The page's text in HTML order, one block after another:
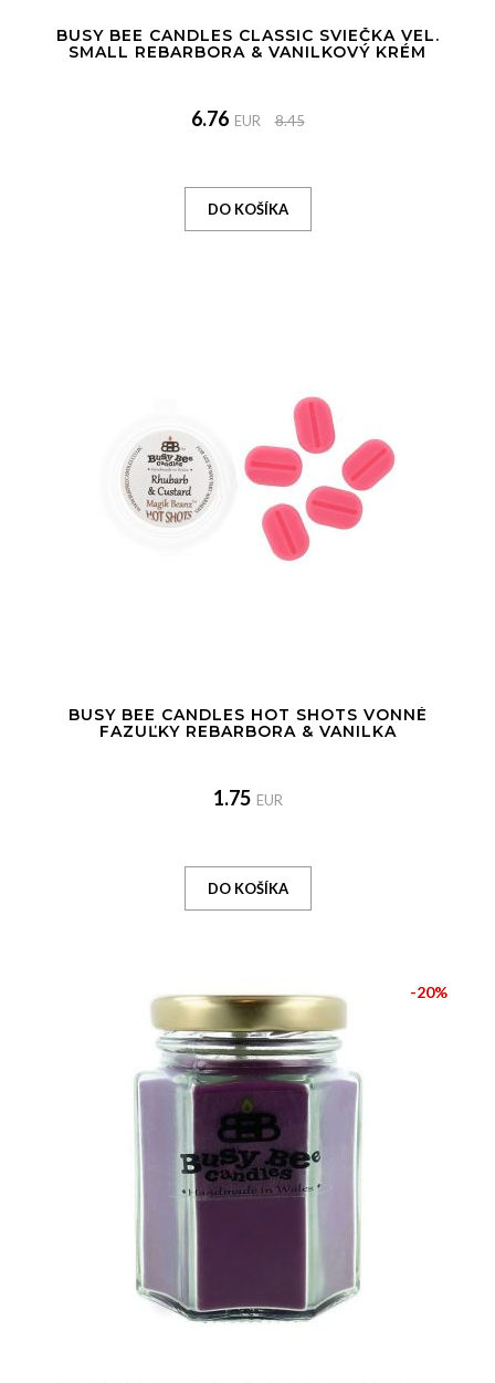
BUSY BEE CANDLES CLASSIC SVIEČKA VEL.
SMALL REBARBORA & VANILKOVÝ KRÉM
6.76 EUR 8.45
BUSY BEE CANDLES HOT SHOTS VONNÉ
FAZUĽKY REBARBORA & VANILKA
1.75 EUR
-20%